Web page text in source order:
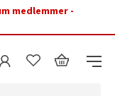
medlemmer -